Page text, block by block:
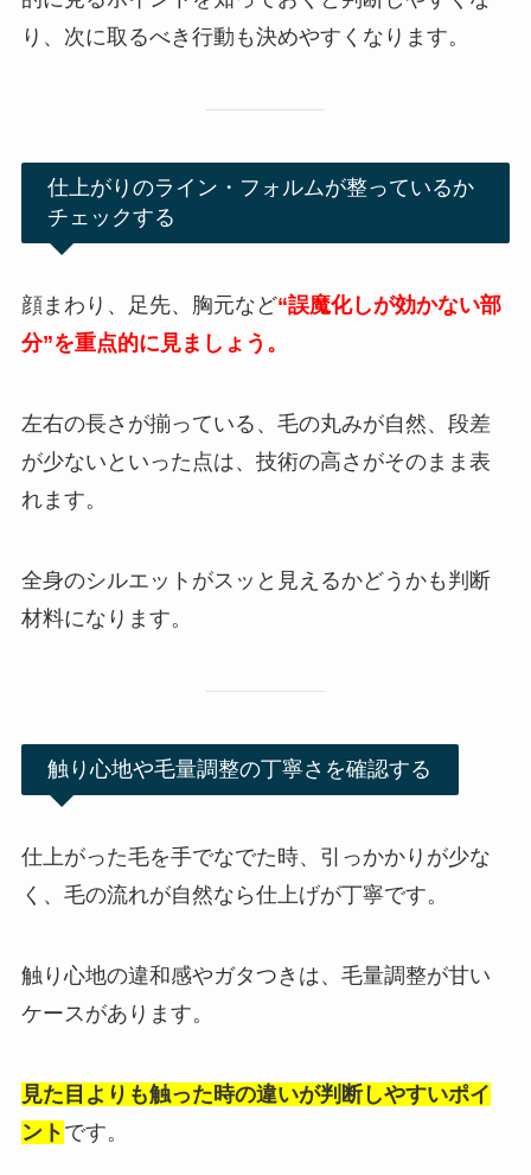
り、次に取るべき行動も決めやすくなります。
仕上がりのライン・フォルムが整っているか
チェックする
顔まわり、足先、胸元など“誤魔化しが効かない部
分”を重点的に見ましょう。
左右の長さが揃っている、毛の丸みが自然、段差
が少ないといった点は、技術の高さがそのまま表
れます。
全身のシルエットがスッと見えるかどうかも判断
材料になります。
触り心地や毛量調整の丁寧さを確認する
仕上がった毛を手でなでた時、引っかかりが少な
く、毛の流れが自然なら仕上げが丁寧です。
触り心地の違和感やガタつきは、毛量調整が甘い
ケースがあります。
見た目よりも触った時の違いが判断しやすいポイ
ント です。